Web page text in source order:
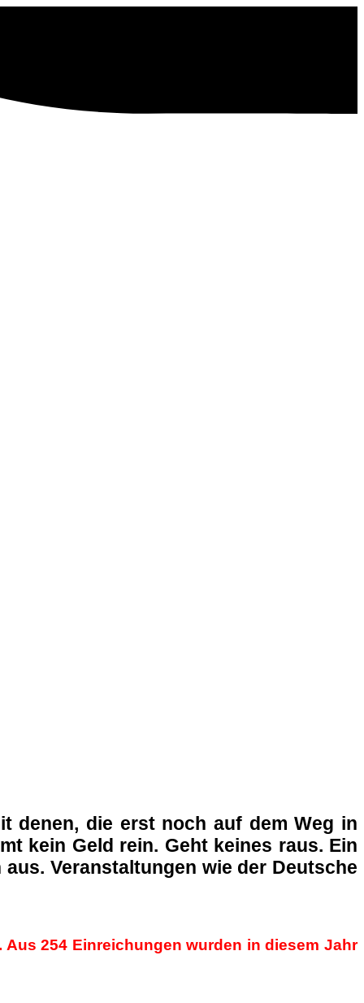
denen, die erst noch auf dem Weg in
kein Geld rein. Geht keines raus. Ein
Veranstaltungen wie der Deutsche
254 Einreichungen wurden in diesem Jahr